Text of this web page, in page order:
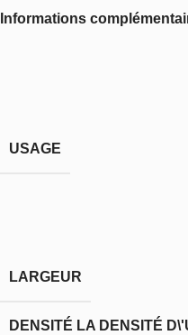
Informations
USAGE
LARGEUR
DENSITÉ LA DENSITÉ